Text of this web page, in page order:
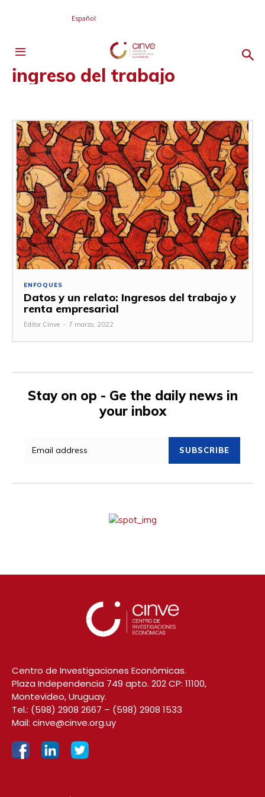
Español
ingreso del trabajo
ENFOQUES
Datos y un relato: Ingresos del trabajo y
renta empresarial
Editor Cinve - 7 marzo, 2022
Stay on op - Ge the daily news in
your inbox
SUBSCRIBE
Centro de Investigaciones Económicas.
Plaza Independencia 749 apto. 202 CP: 11100,
Montevideo, Uruguay.
Tel.: (598) 2908 2667 – (598) 2908 1533
Mail: cinve@cinve.org.uy